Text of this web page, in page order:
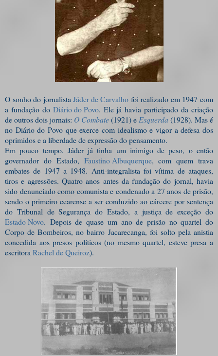
O sonho do jornalistaJáder de Carvalho foi realizado em 1947 com
a fundação do Diário do Povo. Ele já havia participado da criação
de outros dois jornais: O Combate(1921) e Esquerda(1928). Mas é
no Diário do Povo que exerce com idealismo e vigor a defesa dos
oprimidos e a liberdade de expressão do pensamento.
Em pouco tempo, Jáder já tinha um inimigo de peso, o então
governador do Estado, Faustino Albuquerque, com quem trava
embates de 1947 a 1948. Anti-integralista foi vítima de ataques,
tiros e agressões. Quatro anos antes da fundação do jornal, havia
sido denunciado como comunista e condenado a 27 anos de prisão,
sendo o primeiro cearense a ser conduzido ao cárcere por sentença
do Tribunal de Segurança do Estado, a justiça de exceção do
Estado Novo. Depois de quase um ano de prisão no quartel do
Corpo de Bombeiros, no bairro Jacarecanga, foi solto pela anistia
concedida aos presos políticos (no mesmo quartel, esteve presa a
escritora Rachel de Queiroz).